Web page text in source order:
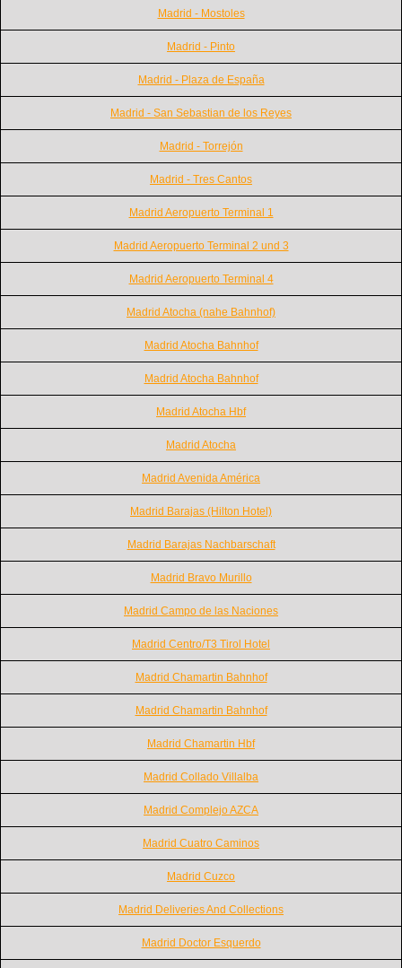
Madrid - Mostoles
Madrid - Pinto
Madrid - Plaza de España
Madrid - San Sebastian de los Reyes
Madrid - Torrejón
Madrid - Tres Cantos
Madrid Aeropuerto Terminal 1
Madrid Aeropuerto Terminal 2 und 3
Madrid Aeropuerto Terminal 4
Madrid Atocha (nahe Bahnhof)
Madrid Atocha Bahnhof
Madrid Atocha Bahnhof
Madrid Atocha Hbf
Madrid Atocha
Madrid Avenida América
Madrid Barajas (Hilton Hotel)
Madrid Barajas Nachbarschaft
Madrid Bravo Murillo
Madrid Campo de las Naciones
Madrid Centro/T3 Tirol Hotel
Madrid Chamartin Bahnhof
Madrid Chamartin Bahnhof
Madrid Chamartin Hbf
Madrid Collado Villalba
Madrid Complejo AZCA
Madrid Cuatro Caminos
Madrid Cuzco
Madrid Deliveries And Collections
Madrid Doctor Esquerdo